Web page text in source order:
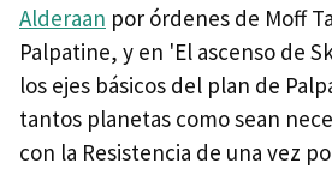
Alderaan por órdenes de Moff
Palpatine, y en 'El ascenso de
los ejes básicos del plan de
tantos planetas como sean
con la Resistencia de una vez